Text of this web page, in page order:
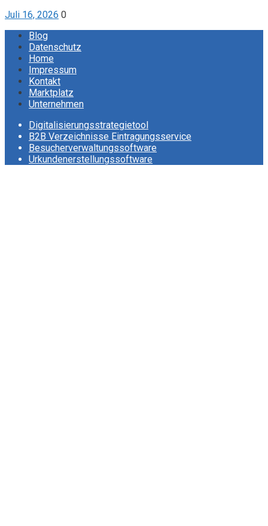
Juli 16, 2026 0
Blog
Datenschutz
Home
Impressum
Kontakt
Marktplatz
Unternehmen
Digitalisierungsstrategietool
B2B Verzeichnisse Eintragungsservice
Besucherverwaltungssoftware
Urkundenerstellungssoftware